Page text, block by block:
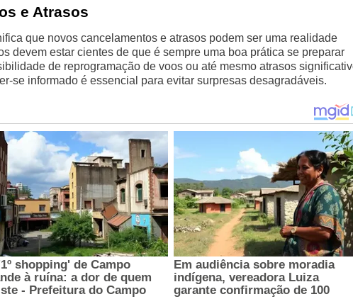
e Atrasos
que novos cancelamentos e atrasos podem ser uma realidade
devem estar cientes de que é sempre uma boa prática se preparar
de reprogramação de voos ou até mesmo atrasos
se informado é essencial para evitar surpresas desagradáveis.